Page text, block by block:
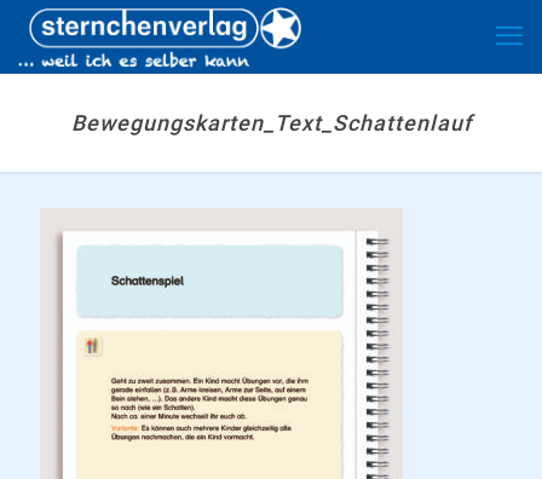
Bewegungskarten_Text_Schattenlauf